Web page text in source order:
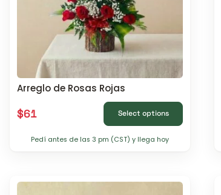
Arreglo de Rosas Rojas
$61 Select options
Pedí antes de las 3 pm (CST) y llega hoy